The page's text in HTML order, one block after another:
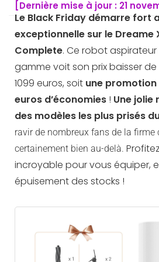
[Dernière mise à jour : 21
Le Black Friday démarre fort
exceptionnelle sur le Dreame
Complete. Ce robot
gamme voit son prix baisser de
1099 euros, soit une promotion
euros d’économies ! Une jolie
des modèles les plus prisés
ravir de nombreux fans de la firme
certainement bien au-delà.
incroyable pour vous équiper,
épuisement des stocks !